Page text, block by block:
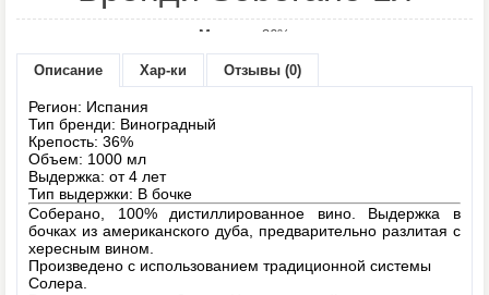
Модель:
36%
Наличие:
Есть в наличии
Цена:
Количество:
- или -
Описание Хар-ки Отзывы (0)
Регион: Испания
Тип бренди: Виноградный
Крепость: 36%
Объем: 1000 мл
Выдержка: от 4 лет
Тип выдержки: В бочке
Соберано, 100% дистиллированное вино. Выдержка в
бочках из американского дуба, предварительно разлитая с
хересным вином.
Произведено с использованием традиционной системы
Солера.